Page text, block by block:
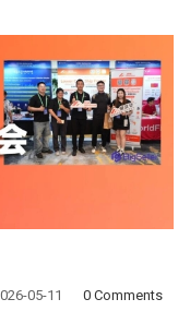
05-11 0 Comments